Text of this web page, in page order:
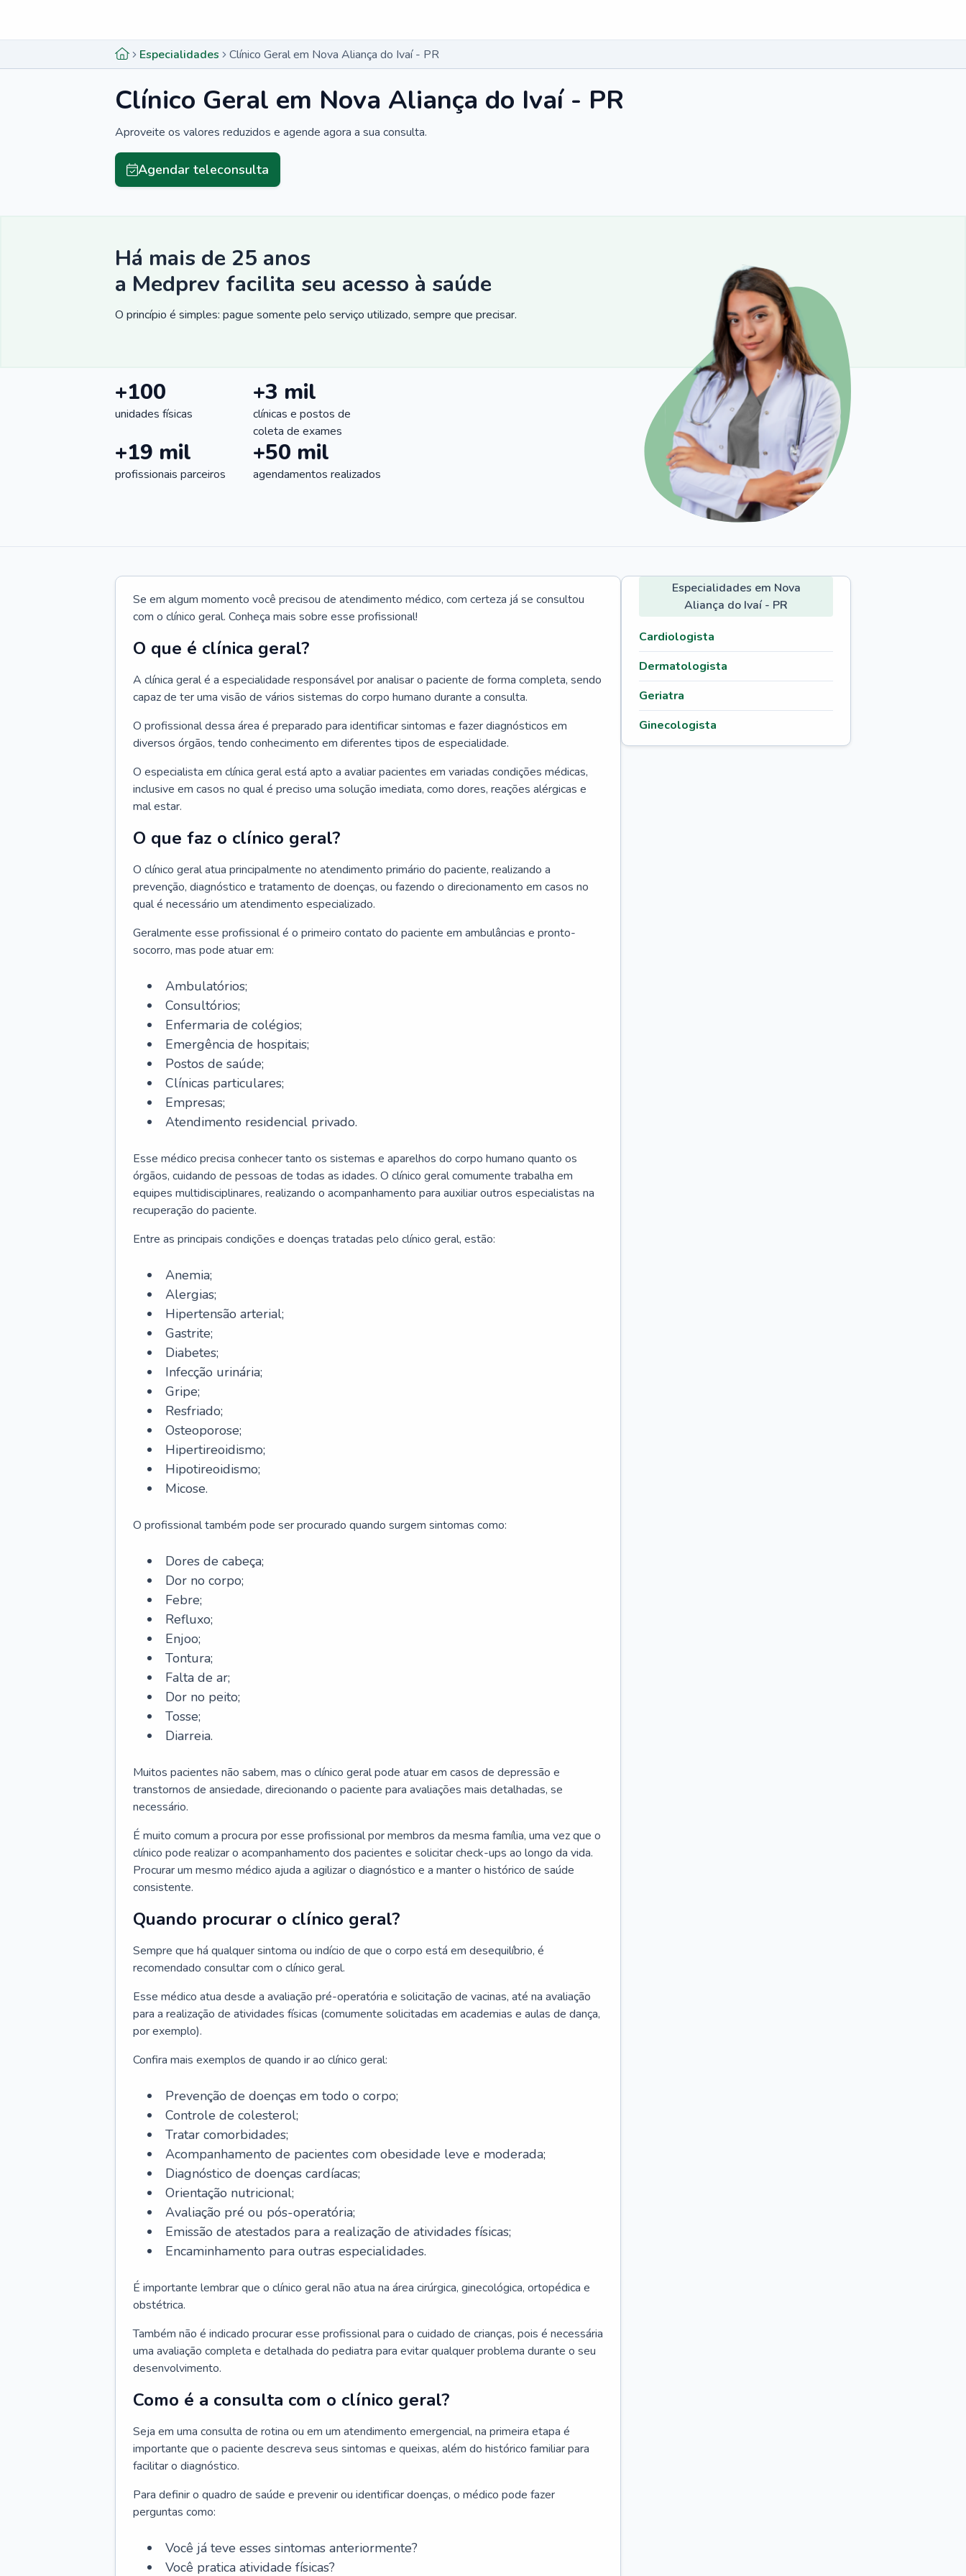
Especialidades Clínico Geral em Nova Aliança do Ivaí - PR
Clínico Geral em Nova Aliança do Ivaí - PR
Aproveite os valores reduzidos e agende agora a sua consulta.
Agendar teleconsulta
Há mais de 25 anos
a Medprev facilita seu acesso à saúde
O princípio é simples: pague somente pelo serviço utilizado, sempre que precisar.
+100
unidades físicas
+3 mil
clínicas e postos de
coleta de exames
+19 mil
profissionais parceiros
+50 mil
agendamentos realizados
Se em algum momento você precisou de atendimento médico, com certeza já se consultou
com o clínico geral. Conheça mais sobre esse profissional!
O que é clínica geral?
A clínica geral é a especialidade responsável por analisar o paciente de forma completa, sendo
capaz de ter uma visão de vários sistemas do corpo humano durante a consulta.
O profissional dessa área é preparado para identificar sintomas e fazer diagnósticos em
diversos órgãos, tendo conhecimento em diferentes tipos de especialidade.
O especialista em clínica geral está apto a avaliar pacientes em variadas condições médicas,
inclusive em casos no qual é preciso uma solução imediata, como dores, reações alérgicas e
mal estar.
O que faz o clínico geral?
O clínico geral atua principalmente no atendimento primário do paciente, realizando a
prevenção, diagnóstico e tratamento de doenças, ou fazendo o direcionamento em casos no
qual é necessário um atendimento especializado.
Geralmente esse profissional é o primeiro contato do paciente em ambulâncias e pronto-
socorro, mas pode atuar em:
Ambulatórios;
Consultórios;
Enfermaria de colégios;
Emergência de hospitais;
Postos de saúde;
Clínicas particulares;
Empresas;
Atendimento residencial privado.
Esse médico precisa conhecer tanto os sistemas e aparelhos do corpo humano quanto os
órgãos, cuidando de pessoas de todas as idades. O clínico geral comumente trabalha em
equipes multidisciplinares, realizando o acompanhamento para auxiliar outros especialistas na
recuperação do paciente.
Entre as principais condições e doenças tratadas pelo clínico geral, estão:
Anemia;
Alergias;
Hipertensão arterial;
Gastrite;
Diabetes;
Infecção urinária;
Gripe;
Resfriado;
Osteoporose;
Hipertireoidismo;
Hipotireoidismo;
Micose.
O profissional também pode ser procurado quando surgem sintomas como:
Dores de cabeça;
Dor no corpo;
Febre;
Refluxo;
Enjoo;
Tontura;
Falta de ar;
Dor no peito;
Tosse;
Diarreia.
Muitos pacientes não sabem, mas o clínico geral pode atuar em casos de depressão e
transtornos de ansiedade, direcionando o paciente para avaliações mais detalhadas, se
necessário.
É muito comum a procura por esse profissional por membros da mesma família, uma vez que o
clínico pode realizar o acompanhamento dos pacientes e solicitar check-ups ao longo da vida.
Procurar um mesmo médico ajuda a agilizar o diagnóstico e a manter o histórico de saúde
consistente.
Quando procurar o clínico geral?
Sempre que há qualquer sintoma ou indício de que o corpo está em desequilíbrio, é
recomendado consultar com o clínico geral.
Esse médico atua desde a avaliação pré-operatória e solicitação de vacinas, até na avaliação
para a realização de atividades físicas (comumente solicitadas em academias e aulas de dança,
por exemplo).
Confira mais exemplos de quando ir ao clínico geral:
Prevenção de doenças em todo o corpo;
Controle de colesterol;
Tratar comorbidades;
Acompanhamento de pacientes com obesidade leve e moderada;
Diagnóstico de doenças cardíacas;
Orientação nutricional;
Avaliação pré ou pós-operatória;
Emissão de atestados para a realização de atividades físicas;
Encaminhamento para outras especialidades.
É importante lembrar que o clínico geral não atua na área cirúrgica, ginecológica, ortopédica e
obstétrica.
Também não é indicado procurar esse profissional para o cuidado de crianças, pois é necessária
uma avaliação completa e detalhada do pediatra para evitar qualquer problema durante o seu
desenvolvimento.
Como é a consulta com o clínico geral?
Seja em uma consulta de rotina ou em um atendimento emergencial, na primeira etapa é
importante que o paciente descreva seus sintomas e queixas, além do histórico familiar para
facilitar o diagnóstico.
Para definir o quadro de saúde e prevenir ou identificar doenças, o médico pode fazer
perguntas como:
Você já teve esses sintomas anteriormente?
Você pratica atividade físicas?
Especialidades em Nova
Aliança do Ivaí - PR
Cardiologista
Dermatologista
Geriatra
Ginecologista